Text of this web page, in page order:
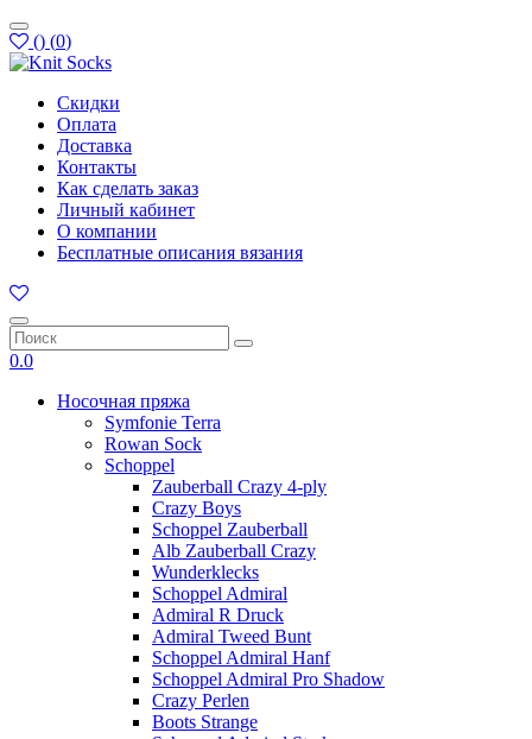
() (0)
Скидки
Оплата
Доставка
Контакты
Как сделать заказ
Личный кабинет
О компании
Бесплатные описания вязания
0.0
Носочная пряжа
Symfonie Terra
Rowan Sock
Schoppel
Zauberball Crazy 4-ply
Crazy Boys
Schoppel Zauberball
Alb Zauberball Crazy
Wunderklecks
Schoppel Admiral
Admiral R Druck
Admiral Tweed Bunt
Schoppel Admiral Hanf
Schoppel Admiral Pro Shadow
Crazy Perlen
Boots Strange